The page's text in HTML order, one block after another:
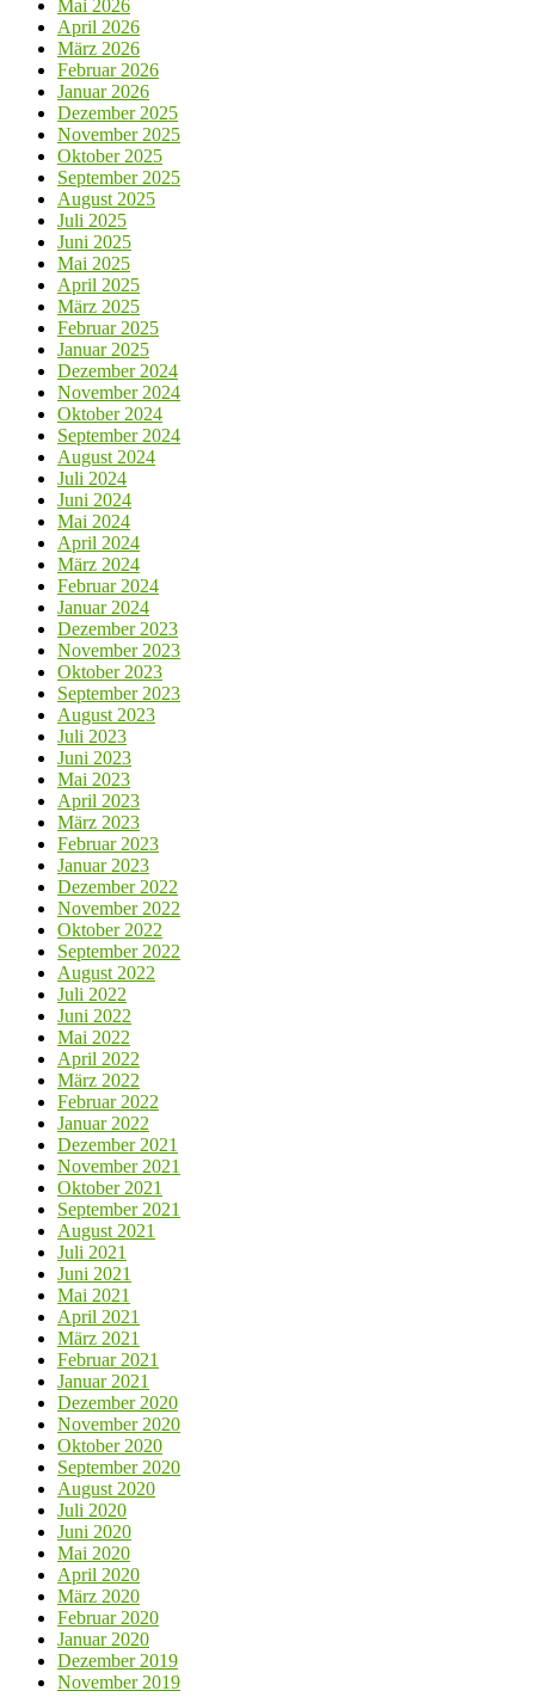
Mai 2026
April 2026
März 2026
Februar 2026
Januar 2026
Dezember 2025
November 2025
Oktober 2025
September 2025
August 2025
Juli 2025
Juni 2025
Mai 2025
April 2025
März 2025
Februar 2025
Januar 2025
Dezember 2024
November 2024
Oktober 2024
September 2024
August 2024
Juli 2024
Juni 2024
Mai 2024
April 2024
März 2024
Februar 2024
Januar 2024
Dezember 2023
November 2023
Oktober 2023
September 2023
August 2023
Juli 2023
Juni 2023
Mai 2023
April 2023
März 2023
Februar 2023
Januar 2023
Dezember 2022
November 2022
Oktober 2022
September 2022
August 2022
Juli 2022
Juni 2022
Mai 2022
April 2022
März 2022
Februar 2022
Januar 2022
Dezember 2021
November 2021
Oktober 2021
September 2021
August 2021
Juli 2021
Juni 2021
Mai 2021
April 2021
März 2021
Februar 2021
Januar 2021
Dezember 2020
November 2020
Oktober 2020
September 2020
August 2020
Juli 2020
Juni 2020
Mai 2020
April 2020
März 2020
Februar 2020
Januar 2020
Dezember 2019
November 2019